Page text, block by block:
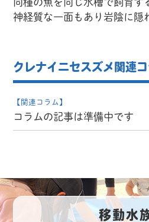
神経質な一面もあり岩陰に隠
クレナイニセスズメ関連
【関連コラム】
コラムの記事は準備中です
移動水